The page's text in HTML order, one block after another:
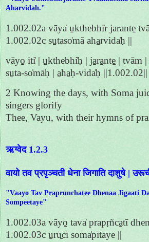
Aharvidah."
1.002.02a vāya̍ u̱kthebhi̍r jarante̱
1.002.02c su̱taso̍mā aha̱rvida̍ḥ ||
vāyo̱ iti̍ | u̱kthebhi̍ḥ | ja̱ra̱nte̱ | tvām |
su̱ta-so̍māḥ | a̱ha̱ḥ-vida̍ḥ ||1.002.02||
2 Knowing the days, with Soma
singers glorify
Thee, Vayu, with their hymns of
ऋग्वेद 1.2.3
वायो तव प्रपृञ्चती धेना जिगाति दाशुषे |
"Vaayo Tav Praprunchatee Dhenaa Jigaati
Sompeetaye"
1.002.03a vāyo̱ tava̍ prapṛñca̱tī
1.002.03c u̱rū̱cī soma̍pītaye ||